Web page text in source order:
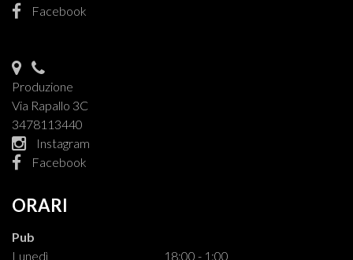
Facebook
Produzione
Via Rapallo 3C
3478113440
Instagram
Facebook
ORARI
Pub
Lunedì
18:00 - 1:00